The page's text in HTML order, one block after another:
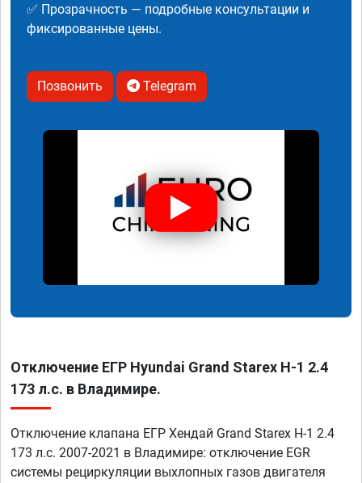
✅ Прозрачность — подробные консультации и
фиксированные цены.
Позвонить Telegram
Отключение ЕГР Hyundai Grand Starex H-1 2.4
173 л.с. в Владимире.
Отключение клапана ЕГР Хендай Grand Starex H-1 2.4
173 л.с. 2007-2021 в Владимире: отключение EGR
системы рециркуляции выхлопных газов двигателя